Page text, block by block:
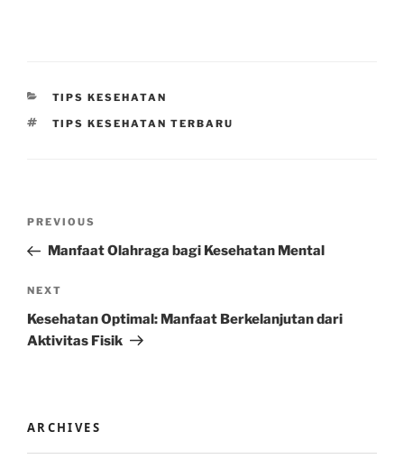
CATEGORIES
TIPS KESEHATAN
TAGS
TIPS KESEHATAN TERBARU
Previous
Post
PREVIOUS
Manfaat Olahraga bagi Kesehatan Mental
Next
Post
NEXT
Kesehatan Optimal: Manfaat Berkelanjutan dari
Aktivitas Fisik
ARCHIVES